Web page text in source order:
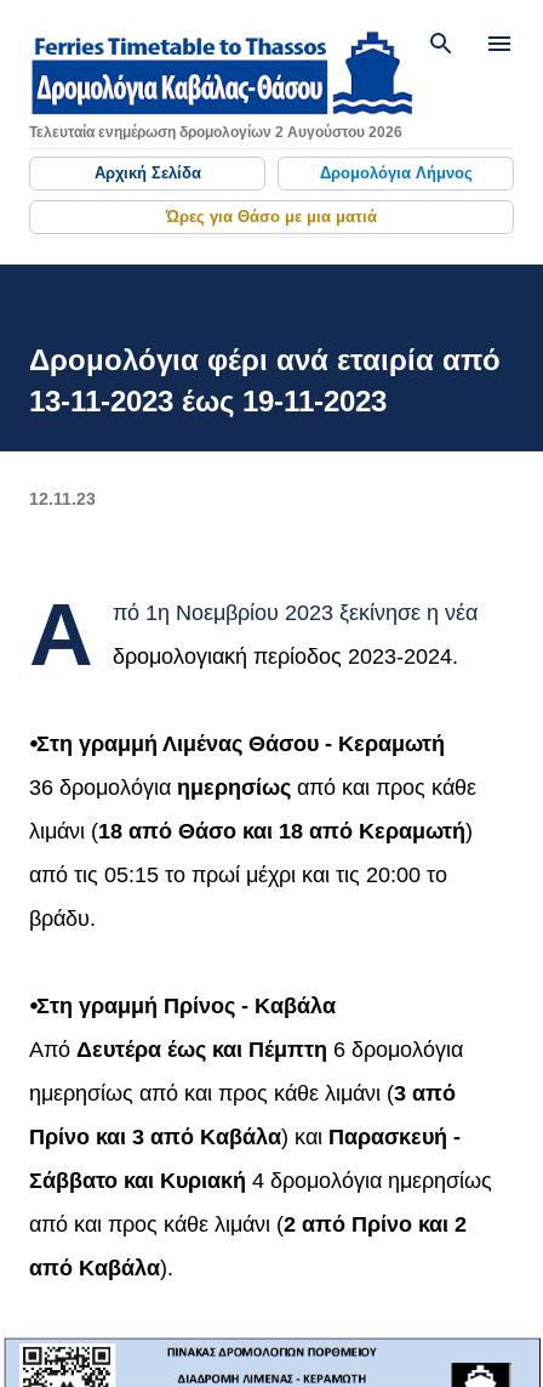
Μετάβαση στο κύριο περιεχόμενο
Τελευταία ενημέρωση δρομολογίων 2 Αυγούστου 2026
Αρχική Σελίδα Δρομολόγια Λήμνος
Ώρες για Θάσο με μια ματιά
Δρομολόγια φέρι ανά εταιρία από
13-11-2023 έως 19-11-2023
12.11.23
Α
πό 1η Νοεμβρίου 2023 ξεκίνησε η νέα
δρομολογιακή περίοδος 2023-2024.
⦁Στη γραμμή Λιμένας Θάσου - Κεραμωτή
36 δρομολόγια ημερησίως από και προς κάθε
λιμάνι (18 από Θάσο και 18 από Κεραμωτή)
από τις 05:15 το πρωί μέχρι και τις 20:00 το
βράδυ.
⦁Στη γραμμή Πρίνος - Καβάλα
Από Δευτέρα έως και Πέμπτη 6 δρομολόγια
ημερησίως από και προς κάθε λιμάνι (3 από
Πρίνο και 3 από Καβάλα) και Παρασκευή -
Σάββατο και Κυριακή 4 δρομολόγια ημερησίως
από και προς κάθε λιμάνι (2 από Πρίνο και 2
από Καβάλα).